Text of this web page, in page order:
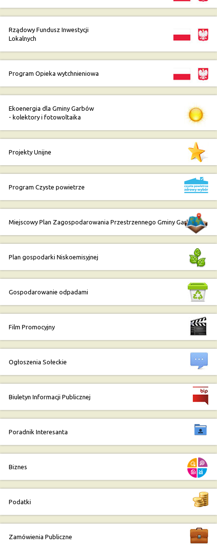
Rządowy Fundusz Inwestycji
Lokalnych
Program Opieka wytchnieniowa
Ekoenergia dla Gminy Garbów
- kolektory i fotowoltaika
Projekty Unijne
Program Czyste powietrze
Miejscowy Plan Zagospodarowania Przestrzennego Gminy Garbów
Plan gospodarki Niskoemisyjnej
Gospodarowanie odpadami
Film Promocyjny
Ogłoszenia Sołeckie
Biuletyn Informacji Publicznej
Poradnik Interesanta
Biznes
Podatki
Zamówienia Publiczne